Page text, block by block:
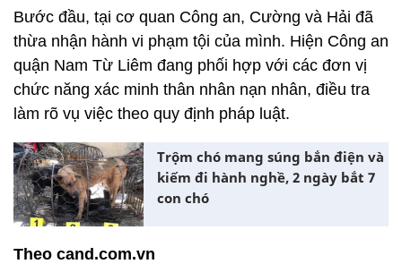
Bước đầu, tại cơ quan Công an, Cường và Hải đã
thừa nhận hành vi phạm tội của mình. Hiện Công an
quận Nam Từ Liêm đang phối hợp với các đơn vị
chức năng xác minh thân nhân nạn nhân, điều tra
làm rõ vụ việc theo quy định pháp luật.
Trộm chó mang súng bắn điện và
kiếm đi hành nghề, 2 ngày bắt 7
con chó
Theo cand.com.vn